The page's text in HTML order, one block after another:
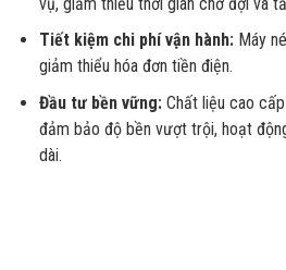
Tiết kiệm chi phí vận hành:Máy
giảm thiểu hóa đơn tiền điện.
Đầu tư bền vững:Chất liệu cao
đảm bảo độ bền vượt trội, hoạt
dài.